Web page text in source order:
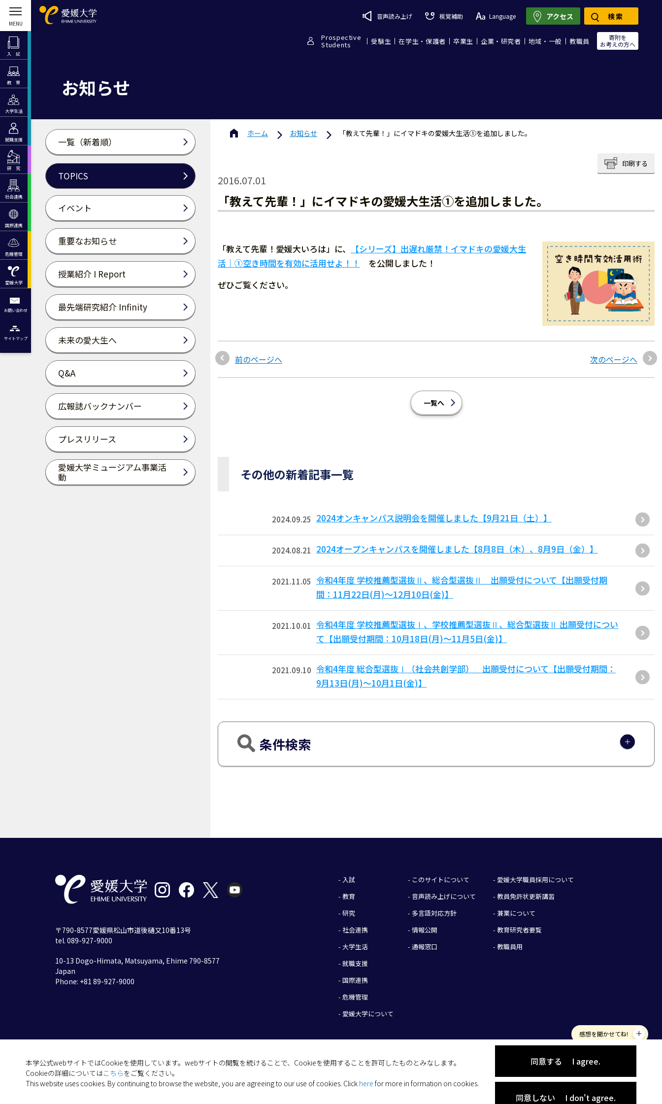
入 試
教 育
大学生活
就職支援
研 究
社会連携
国際連携
危機管理
愛媛大学
お問い合わせ
サイトマップ
音声読み上げ 視覚補助 Language
Prospective
Students 受験生 在学生・保護者 卒業生 企業・研究者 地域・一般 教職員
寄附を
お考えの方へ
アクセス 検索
お知らせ
一覧（新着順）
TOPICS
イベント
重要なお知らせ
授業紹介 I Report
最先端研究紹介 Infinity
未来の愛大生へ
Q&A
広報誌バックナンバー
プレスリリース
愛媛大学ミュージアム事業活
動
ホーム お知らせ 「教えて先輩！」にイマドキの愛媛大生活①を追加しました。
印刷する
2016.07.01
「教えて先輩！」にイマドキの愛媛大生活①を追加しました。
「教えて先輩！愛媛大いろは」に、
【シリーズ】出遅れ厳禁！イマドキの愛媛大生
活｜①空き時間を有効に活用せよ！！
を公開しました！
ぜひご覧ください。
前のページへ 次のページへ
一覧へ
その他の新着記事一覧
2024.09.25 2024オンキャンパス説明会を開催しました【9月21日（土）】
2024.08.21 2024オープンキャンパスを開催しました【8月8日（木）、8月9日（金）】
2021.11.05 令和4年度 学校推薦型選抜Ⅱ、総合型選抜Ⅱ 出願受付について【出願受付期
間：11月22日(月)～12月10日(金)】
2021.10.01 令和4年度 学校推薦型選抜Ⅰ、学校推薦型選抜Ⅱ、総合型選抜Ⅱ 出願受付につい
て【出願受付期間：10月18日(月)～11月5日(金)】
2021.09.10 令和4年度 総合型選抜Ⅰ（社会共創学部） 出願受付について【出願受付期間：
9月13日(月)～10月1日(金)】
条件検索
本学公式webサイトではCookieを使用しています。webサイトの閲覧を続けることで、Cookieを使用することを許可したものとみなします。
Cookieの詳細についてはこちらをご覧ください。
This website uses cookies. By continuing to browse the website, you are agreeing to our use of cookies. Click here for more in formation on cookies.
同意する I agree.
同意しない I don't agree.
感想を聞かせてね!
- 入試
- 教育
- 研究
- 社会連携
- 大学生活
- 就職支援
- 国際連携
- 危機管理
- 愛媛大学について
- このサイトについて
- 音声読み上げについて
- 多言語対応方針
- 情報公開
- 通報窓口
- 愛媛大学職員採用について
- 教員免許状更新講習
- 兼業について
- 教育研究者要覧
- 教職員用
〒790-8577愛媛県松山市道後樋又10番13号
tel. 089-927-9000
10-13 Dogo-Himata, Matsuyama, Ehime 790-8577
Japan
Phone: +81 89-927-9000
(C) 2026 Ehime University.